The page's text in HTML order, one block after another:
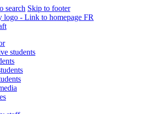
search Skip to footer
FR
students